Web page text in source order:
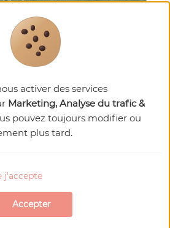
du bourg du Bec-Hellouin, cet
entre charme
et nature préservée.
son spa raviront toute votre
activer des services
Marketing, Analyse du trafic &
pouvez toujours modifier ou
plus tard.
j'accepte
Accepter